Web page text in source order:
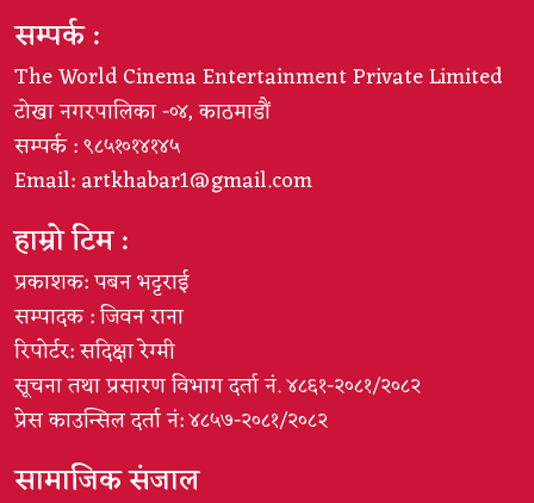
सम्पर्क :
The World Cinema Entertainment Private Limited
टोखा नगरपालिका -०४, काठमाडौं
सम्पर्क : ९८५१०१४१४५
Email:artkhabar1@gmail.com
हाम्रो टिम :
प्रकाशक: पबन भट्टराई
सम्पादक : जिवन राना
रिपोर्टर: सदिक्षा रेग्मी
सूचना तथा प्रसारण विभाग दर्ता नं. ४८६१-२०८१/२०८२
प्रेस काउन्सिल दर्ता नं: ४८५७-२०८१/२०८२
सामाजिक संजाल